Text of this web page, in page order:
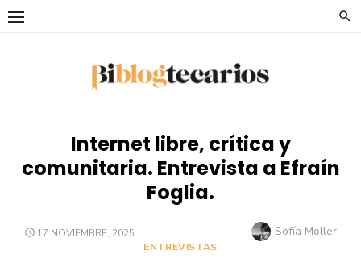
Saltar
Internet libre, crítica y
comunitaria. Entrevista a Efraín
Foglia.
PUBLICADO
17 NOVIEMBRE, 2025 Autor
Sofía Moller
ENTREVISTAS